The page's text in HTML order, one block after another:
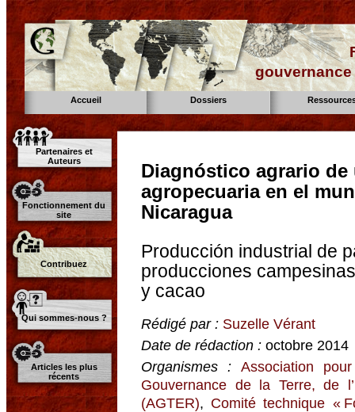
Accueil Dossiers
Partenaires et
Auteurs
Fonctionnement du
site
Contribuez
Qui sommes-nous ?
Articles les plus
récents
Diagnóstico agrario
agropecuaria en el
Nicaragua
Producción industrial de
producciones
y cacao
Rédigé par : Suzelle Vérant
Date de rédaction : octobre 2014
Organismes : Association
Gouvernance de la Terre, de
(AGTER), Comité technique «